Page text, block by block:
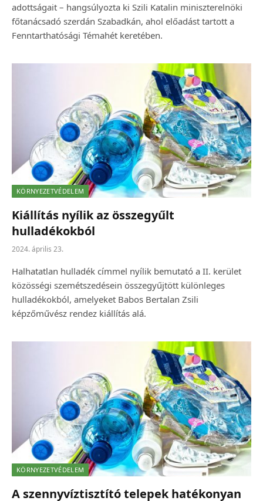
adottságait – hangsúlyozta ki Szili Katalin miniszterelnöki
főtanácsadó szerdán Szabadkán, ahol előadást tartott a
Fenntarthatósági Témahét keretében.
KÖRNYEZETVÉDELEM
Kiállítás nyílik az összegyűlt
hulladékokból
2024. április 23.
Halhatatlan hulladék címmel nyílik bemutató a II. kerület
közösségi szemétszedésein összegyűjtött különleges
hulladékokból, amelyeket Babos Bertalan Zsili
képzőművész rendez kiállítás alá.
KÖRNYEZETVÉDELEM
A szennyvíztisztító telepek hatékonyan